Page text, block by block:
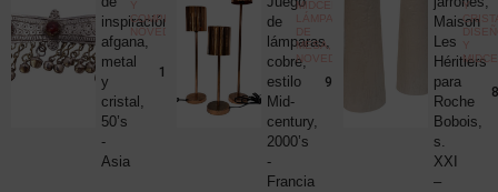
€
inspiración
afgana,
metal
y
cristal,
50’s
-
Asia
Y
COMPLEMENTOS
NOVEDADES
190,00
de
lámparas,
cobre,
estilo
Mid-
century,
2000’s
-
Francia
MIDCENTURY
LÁMPARAS
DE
MESA,
NOVEDADES
980,00
Maison
Les
Héritiers
para
Roche
Bobois,
s.
XXI
–
Y
Y